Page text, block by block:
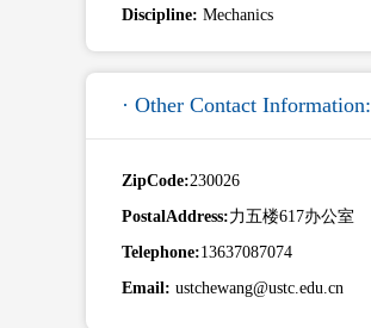
Discipline: Mechanics
· Other Contact Information:
ZipCode:230026
PostalAddress:力五楼617办公室
Telephone:13637087074
Email: ustchewang@ustc.edu.cn